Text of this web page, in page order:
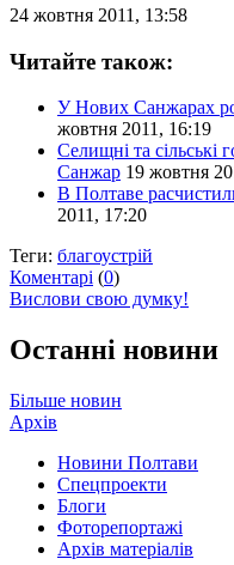
24 жовтня 2011, 13:58
Читайте також:
У Нових Санжарах
жовтня 2011, 16:19
Селищні та сільські
Санжар 19 жовтня
В Полтаве
2011, 17:20
Теги: благоустрій
Коментарі (0)
Вислови свою думку!
Останні новини
Більше новин
Архів
Новини Полтави
Спецпроекти
Блоги
Фоторепортажі
Архів матеріалів